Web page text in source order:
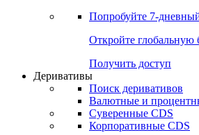
Попробуйте 7-
Откройте глобальную
Получить доступ
Деривативы
Поиск деривативов
Валютные и
Суверенные CDS
Корпоративные CDS